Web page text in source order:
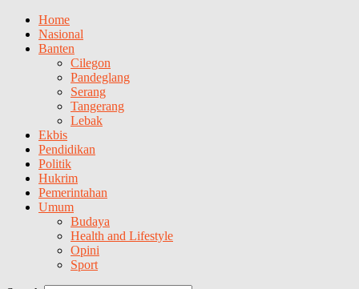
Home
Nasional
Banten
Cilegon
Pandeglang
Serang
Tangerang
Lebak
Ekbis
Pendidikan
Politik
Hukrim
Pemerintahan
Umum
Budaya
Health and Lifestyle
Opini
Sport